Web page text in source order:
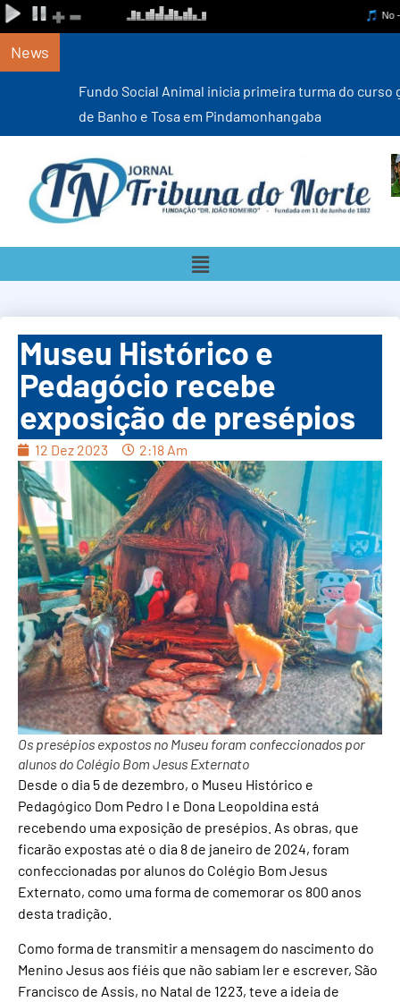
News
Fundo Social Animal inicia primeira turma do curso gratuito
de Banho e Tosa em Pindamonhangaba
Museu Histórico e
Pedagócio recebe
exposição de presépios
12 Dez 2023 2:18 Am
Os presépios expostos no Museu foram confeccionados por
alunos do Colégio Bom Jesus Externato
Desde o dia 5 de dezembro, o Museu Histórico e
Pedagógico Dom Pedro I e Dona Leopoldina está
recebendo uma exposição de presépios. As obras, que
ficarão expostas até o dia 8 de janeiro de 2024, foram
confeccionadas por alunos do Colégio Bom Jesus
Externato, como uma forma de comemorar os 800 anos
desta tradição.
Como forma de transmitir a mensagem do nascimento do
Menino Jesus aos fiéis que não sabiam ler e escrever, São
Francisco de Assis, no Natal de 1223, teve a ideia de